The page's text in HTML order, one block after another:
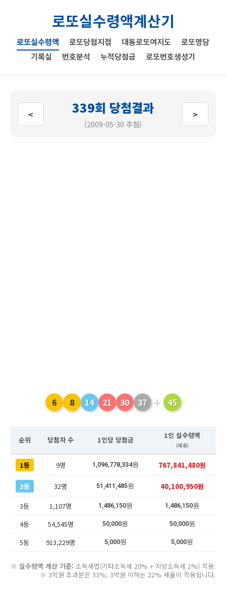
로또실수령액계산기
로또실수령액 로또당첨지점 대동로또여지도
로또명당
기록실
번호분석 누적당첨금 로또번호생성기
< 339회 당첨결과
(2009-05-30 추첨)
>
6 8 14 21 30 37 + 45
순위 당첨자 수 1인당 당첨금 1인 실수령액
(세후)
1등 9명 1,096,778,334원 767,841,480원
2등 32명 51,411,485원 40,100,950원
3등 1,107명 1,486,150원 1,486,150원
4등 54,545명 50,000원 50,000원
5등 913,229명 5,000원 5,000원
※ 실수령액 계산 기준: 소득세법(기타소득세 20% + 지방소득세 2%) 적용.
※ 3억원 초과분은 33%, 3억원 이하는 22% 세율이 적용됩니다.